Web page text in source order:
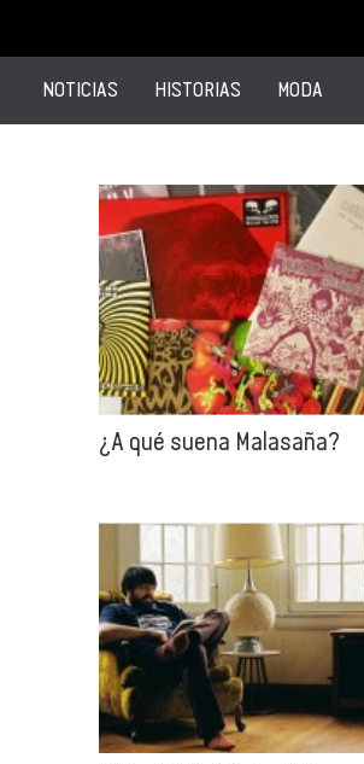
NOTICIAS HISTORIAS MODA
¿A qué suena Malasaña?